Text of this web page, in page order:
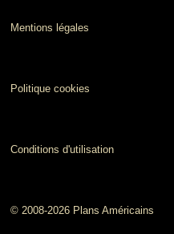
Mentions légales
Politique cookies
Conditions d'utilisation
© 2008-2026 Plans Américains